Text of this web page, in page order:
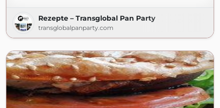
Rezepte – Transglobal Pan Party
transglobalpanparty.com